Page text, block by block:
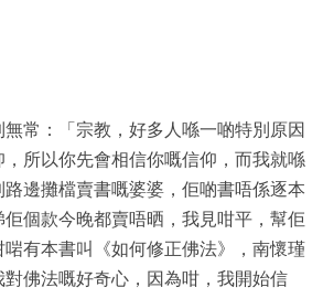
常：「宗教，好多人喺一啲特別原因
所以你先會相信你嘅信仰，而我就喺
邊攤檔賣書嘅婆婆，佢啲書唔係逐本
個款今晚都賣唔晒，我見咁平，幫佢
有本書叫《如何修正佛法》，南懷瑾
佛法嘅好奇心，因為咁，我開始信